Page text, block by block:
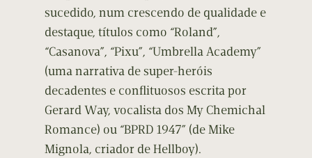
sucedido, num crescendo de qualidade e
destaque, títulos como “Roland”,
“Casanova”, “Pixu”, “Umbrella Academy”
(uma narrativa de super-heróis
decadentes e conflituosos escrita por
Gerard Way, vocalista dos My Chemichal
Romance) ou “BPRD 1947” (de Mike
Mignola, criador de Hellboy).